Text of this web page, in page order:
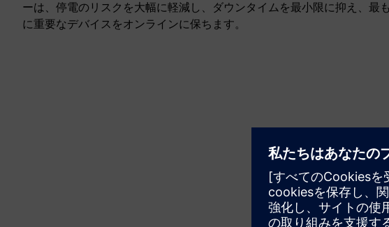
ーは、停電のリスクを大幅に軽減し、ダウンタイムを最小限に抑え、最
に重要なデバイスをオンラインに保ちます。